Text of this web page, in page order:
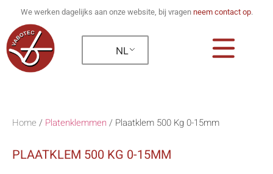
We werken dagelijks aan onze website, bij vragen neem contact op.
NL
Home / Platenklemmen / Plaatklem 500 Kg 0-15mm
PLAATKLEM 500 KG 0-15MM